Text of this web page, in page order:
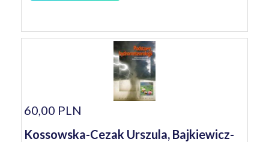
60,00 PLN
Kossowska-Cezak Urszula, Bajkiewicz-